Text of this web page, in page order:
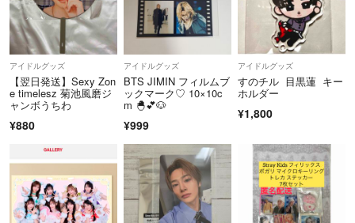
アイドルグッズ
【翌日発送】Sexy Zon
e timelesz 菊池風磨ジ
ャンボうちわ
¥880
アイドルグッズ
BTS JIMIN フィルムブ
ックマーク♡ 10×10c
m 🐣‪💕🐶
¥999
アイドルグッズ
すのチル 目黒蓮 キー
ホルダー
¥1,800